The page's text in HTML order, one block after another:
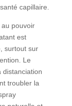
capillaire.
au pouvoir
est
surtout sur
Le
distanciation
troubler la